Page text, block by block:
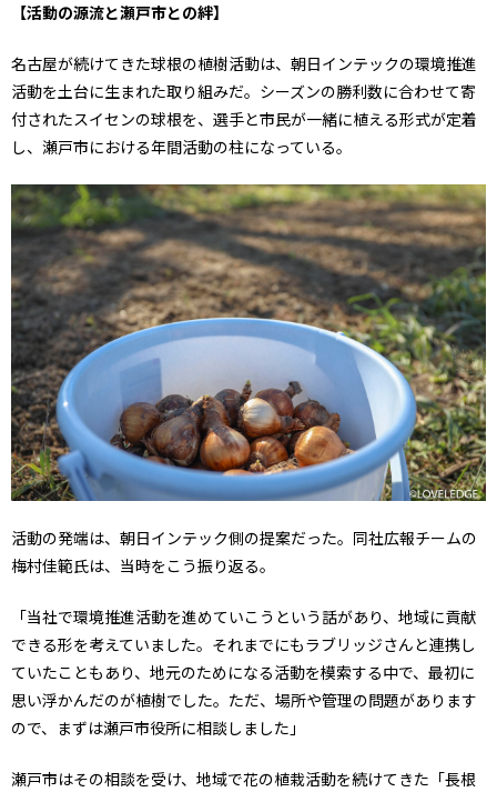
【活動の源流と瀬戸市との絆】
名古屋が続けてきた球根の植樹活動は、朝日インテックの環境推進
活動を土台に生まれた取り組みだ。シーズンの勝利数に合わせて寄
付されたスイセンの球根を、選手と市民が一緒に植える形式が定着
し、瀬戸市における年間活動の柱になっている。
活動の発端は、朝日インテック側の提案だった。同社広報チームの
梅村佳範氏は、当時をこう振り返る。
「当社で環境推進活動を進めていこうという話があり、地域に貢献
できる形を考えていました。それまでにもラブリッジさんと連携し
ていたこともあり、地元のためになる活動を模索する中で、最初に
思い浮かんだのが植樹でした。ただ、場所や管理の問題があります
ので、まずは瀬戸市役所に相談しました」
瀬戸市はその相談を受け、地域で花の植栽活動を続けてきた「長根